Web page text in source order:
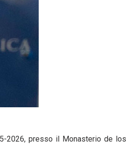
2026, presso il Monasterio de los